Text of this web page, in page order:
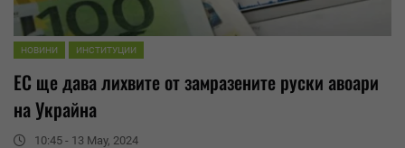
НОВИНИ ИНСТИТУЦИИ
ЕС ще дава лихвите от замразените руски авоари
на Украйна
10:45 - 13 May, 2024